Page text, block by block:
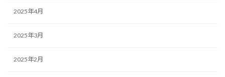
2025年4月
2025年3月
2025年2月